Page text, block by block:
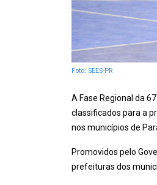
Foto: SEES-PR
A Fase Regional da
classificados para a
nos municípios de
Promovidos pelo
prefeituras dos